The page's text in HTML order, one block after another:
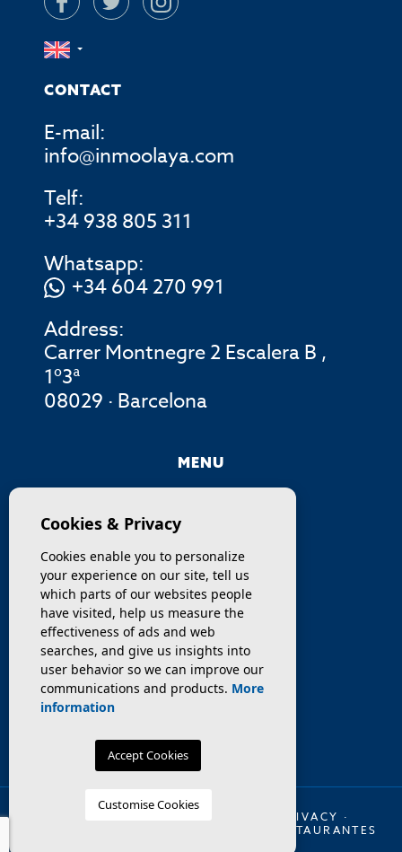
CONTACT
E-mail:
info@inmoolaya.com
Telf:
+34 938 805 311
Whatsapp:
+34 604 270 991
Address:
Carrer Montnegre 2 Escalera B ,
1º3ª
08029 · Barcelona
MENU
PROPERTIES
SERVICES
SELL / TRANSFER
NEWS
PRIVACY ·
TRASPASO DE RESTAURANTES
Cookies & Privacy
Cookies enable you to personalize
your experience on our site, tell us
which parts of our websites people
have visited, help us measure the
effectiveness of ads and web
searches, and give us insights into
user behavior so we can improve our
communications and products. More
information
Accept Cookies
Customise Cookies